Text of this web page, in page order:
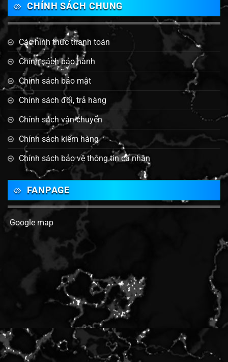
CHÍNH SÁCH CHUNG
Các hình thức thanh toán
Chính sách bảo hành
Chính sách bảo mật
Chính sách đổi, trả hàng
Chính sách vận chuyển
Chính sách kiểm hàng
Chính sách bảo vệ thông tin cá nhân
FANPAGE
Google map